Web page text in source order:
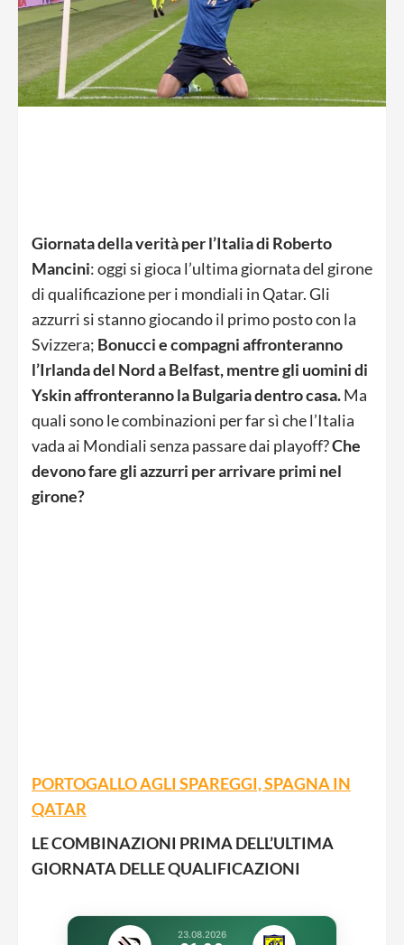
Giornata della verità per l’Italia di Roberto
Mancini: oggi si gioca l’ultima giornata del girone
di qualificazione per i mondiali in Qatar. Gli
azzurri si stanno giocando il primo posto con la
Svizzera; Bonucci e compagni affronteranno
l’Irlanda del Nord a Belfast, mentre gli uomini di
Yskin affronteranno la Bulgaria dentro casa.Ma
quali sono le combinazioni per far sì che l’Italia
vada ai Mondiali senza passare dai playoff?Che
devono fare gli azzurri per arrivare primi nel
girone?
PORTOGALLO AGLI SPAREGGI, SPAGNA IN
QATAR
LE COMBINAZIONI PRIMA DELL’ULTIMA
GIORNATA DELLE QUALIFICAZIONI
23.08.2026